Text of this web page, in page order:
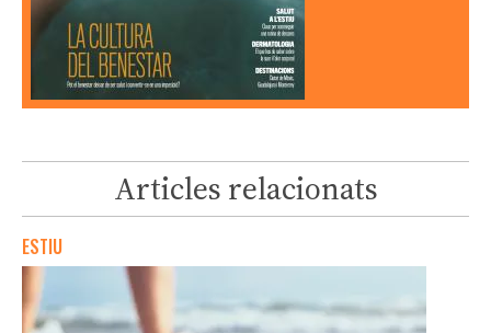
Articles relacionats
ESTIU